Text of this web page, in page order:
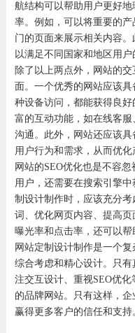
航结构可以帮助用户更好
率。例如，可以将重要的
门的页面来展示相关内容
以满足不同国家和地区用户
除了以上两点外，网站的
面。一个优秀的网站应该
种设备访问，都能获得良
富的互动功能，如在线客
沟通。此外，网站还应该
用户行为和需求，从而优化
网站的SEO优化也是不容
用户，还需要在搜索引擎
制设计制作时，应该充分
词、优化网页内容、提高
曝光率和点击率，还可以帮
网站定制设计制作是一个
综合考虑和精心设计。只
注交互设计、重视SEO优
的品牌网站。只有这样，
赢得更多客户的信任和支持